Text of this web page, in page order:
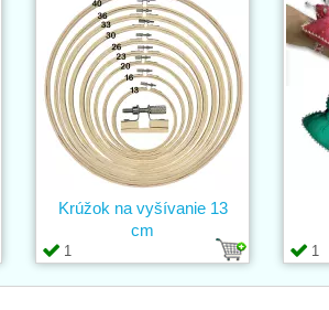
1
Krúžok na vyšívanie 13
cm
1